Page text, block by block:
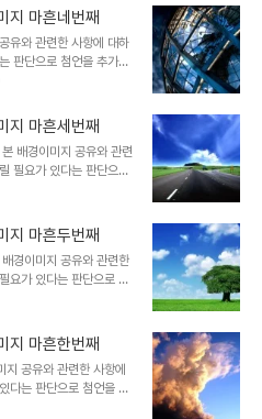
어서... 별 시덥지 않은
고 떠나 버렸기 때문은 아
는데... ^^ 그러나 어느 분
서도... 살~짝 그 소통에
는 이유 중 그것이 작지는
지 마흔네번째
유와 관련한 사항에 대하
판단으로 첨언을 추가합
설정하고 블로그에 글을
배경에 좋은 이미지"라
하면서 그 첫번째 글 "제
저의 생각을 밝혀 놓았
니다. (_ _) 내용은 그리
▣ 멋진제안서
지 마흔세번째
배경이미지 공유와 관련
필요가 있다는 판단으로
팅을 주제로 설정하고
을 처음 "제안서 배경에
을 올리기 시작하면서 그
지 하나"에서 저의 생각
길 부탁드립니다. (_ _)
처: interfacelift.com ▣
지 마흔두번째
경이미지 공유와 관련한
요가 있다는 판단으로 첨
을 주제로 설정하고 블
을 처음 "제안서 배경에
을 올리기 시작하면서 그
지 하나"에서 저의 생각
길 부탁드립니다. (_ _)
처: interfacelift.com ▣
지 마흔한번째
공유와 관련한 사항에
다는 판단으로 첨언을 추
로 설정하고 블로그에